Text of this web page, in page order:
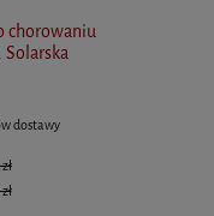
chorowaniu
dostawy